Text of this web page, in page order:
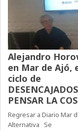
Alejandro
en Mar de Ajó,
ciclo de
PENSAR LA
Regresar a Diario Mar
Alternativa Se